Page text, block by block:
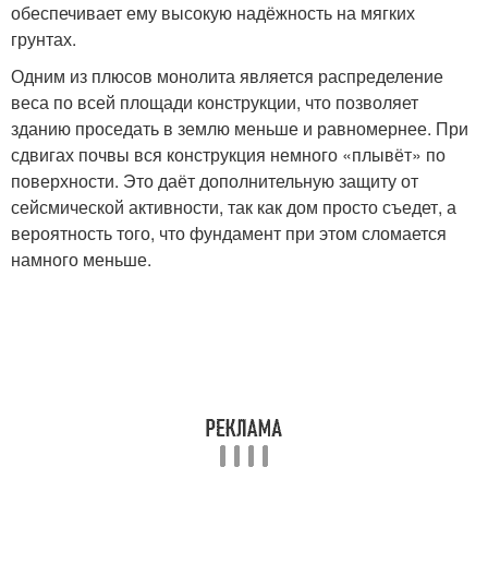
обеспечивает ему высокую надёжность на мягких
грунтах.
Одним из плюсов монолита является распределение
веса по всей площади конструкции, что позволяет
зданию проседать в землю меньше и равномернее. При
сдвигах почвы вся конструкция немного «плывёт» по
поверхности. Это даёт дополнительную защиту от
сейсмической активности, так как дом просто съедет, а
вероятность того, что фундамент при этом сломается
намного меньше.